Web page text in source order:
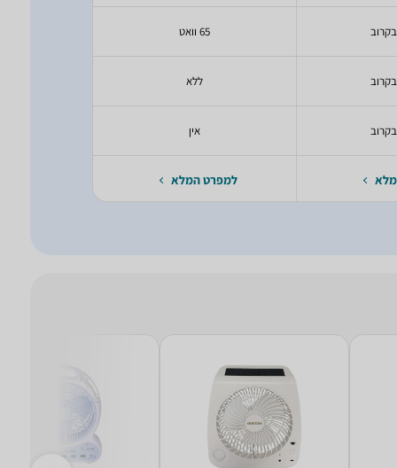
65 וואט
ללא
אין
למפרט המלא